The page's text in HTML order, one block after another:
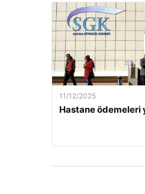
11/12/2025
Hastane ödemeleri